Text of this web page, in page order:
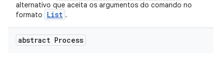
alternativo que aceita os argumentos do comando no
formato
List .
abstract Process